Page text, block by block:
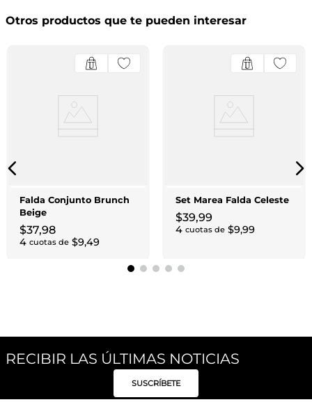
Otros productos que te pueden interesar
Falda Conjunto Brunch
Beige
$37,98
4 cuotas de $9,49
Set Marea Falda Celeste
$39,99
4 cuotas de $9,99
RECIBIR LAS ÚLTIMAS NOTICIAS
SUSCRÍBETE